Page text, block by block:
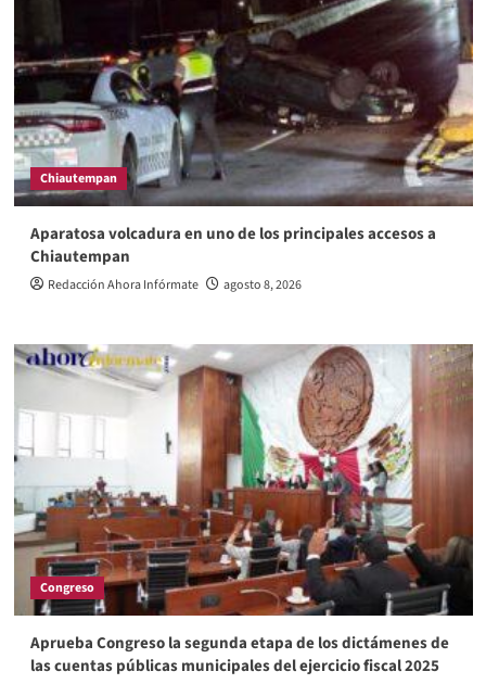
Chiautempan
Aparatosa volcadura en uno de los principales accesos a
Chiautempan
Redacción Ahora Infórmate agosto 8, 2026
Congreso
Aprueba Congreso la segunda etapa de los dictámenes de
las cuentas públicas municipales del ejercicio fiscal 2025